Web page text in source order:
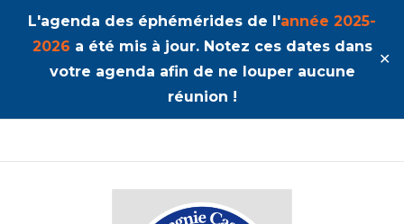
L'agenda des éphémérides de l'année 2025-
2026 a été mis à jour. Notez ces dates dans
votre agenda afin de ne louper aucune
réunion !
✕